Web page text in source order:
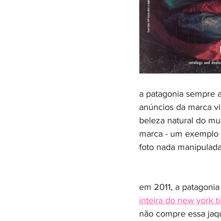
a patagonia sempre
anúncios da marca
beleza natural do
marca - um
foto nada
em 2011, a
inteira do new york
não compre essa